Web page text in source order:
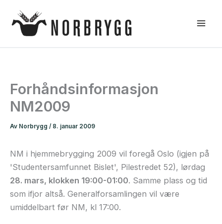
rett
Forhåndsinformasjon
NM2009
Av Norbrygg / 8. januar 2009
NM i hjemmebrygging 2009 vil foregå Oslo (igjen på
'Studentersamfunnet Bislet', Pilestredet 52), lørdag
28. mars, klokken 19:00-01:00. Samme plass og tid
som ifjor altså. Generalforsamlingen vil være
umiddelbart før NM, kl 17:00.